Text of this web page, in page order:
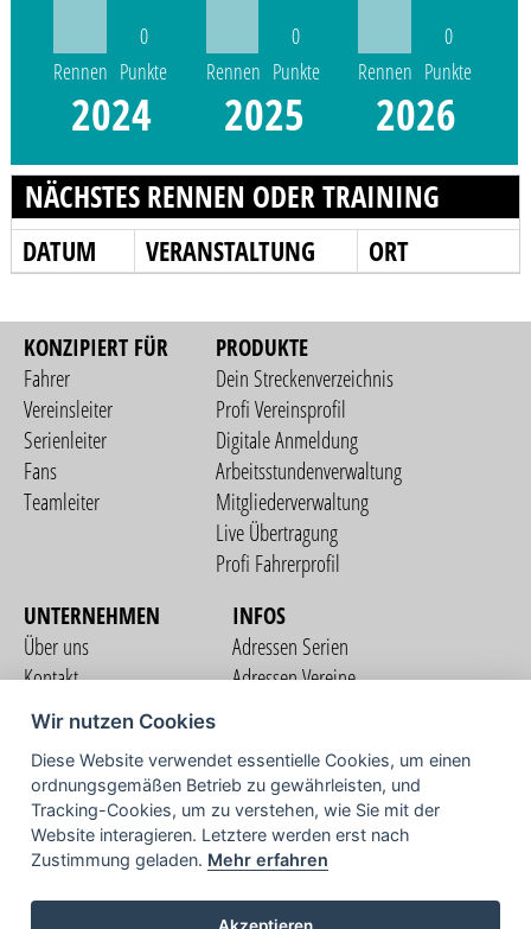
Rennen
0
Punkte
2024
Rennen
0
Punkte
2025
Rennen
0
Punkte
2026
NÄCHSTES RENNEN ODER TRAINING
DATUM VERANSTALTUNG ORT
KONZIPIERT FÜR
Fahrer
Vereinsleiter
Serienleiter
Fans
Teamleiter
PRODUKTE
Dein Streckenverzeichnis
Profi Vereinsprofil
Digitale Anmeldung
Arbeitsstundenverwaltung
Mitgliederverwaltung
Live Übertragung
Profi Fahrerprofil
UNTERNEHMEN
Über uns
Kontakt
Nutzungsbedingungen
Datenschutzerklärung
Impressum
INFOS
Adressen Serien
Adressen Vereine
COMMUNITY
TV
Wir nutzen Cookies
Diese Website verwendet essentielle Cookies, um einen
ordnungsgemäßen Betrieb zu gewährleisten, und
Tracking-Cookies, um zu verstehen, wie Sie mit der
Website interagieren. Letztere werden erst nach
Zustimmung geladen. Mehr erfahren